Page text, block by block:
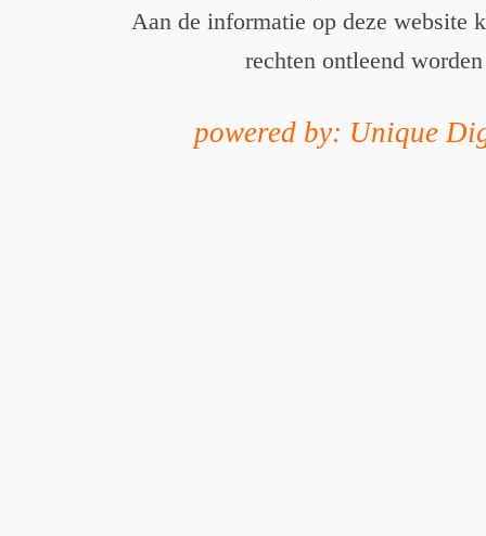
Aan de informatie op deze website
rechten ontleend worden
powered by: Unique